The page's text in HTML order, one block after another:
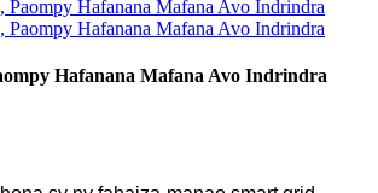
Hafanana Mafana Avo Indrindra